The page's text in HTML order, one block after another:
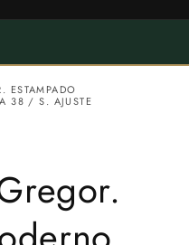
ESTAMPADO
38 / S. AJUSTE